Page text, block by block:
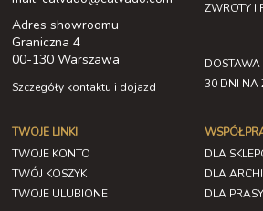
Adres showroomu
Graniczna 4
00-130 Warszawa
Szczegóły kontaktu i dojazd
ZWROTY I
30 DNI NA
TWOJE LINKI
TWOJE KONTO
TWÓJ KOSZYK
TWOJE ULUBIONE
DLA
DLA
DLA